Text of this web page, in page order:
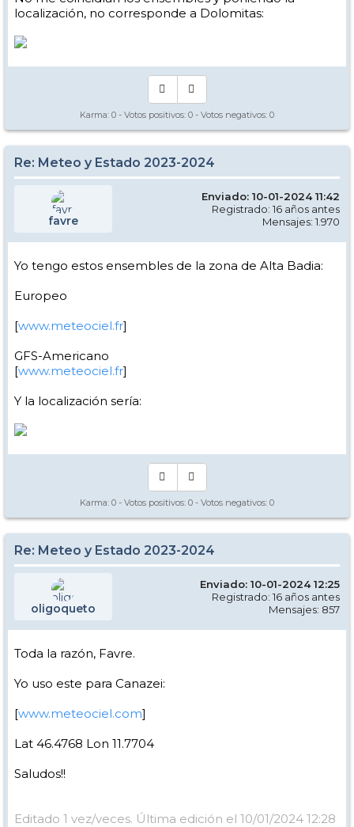
localización, no corresponde a Dolomitas:
Karma: 0 - Votos positivos: 0 - Votos negativos: 0
Re: Meteo y Estado 2023-2024
favre
Enviado: 10-01-2024 11:42
Registrado: 16 años antes
Mensajes: 1.970
Yo tengo estos ensembles de la zona de Alta Badia:
Europeo
[www.meteociel.fr]
GFS-Americano
[www.meteociel.fr]
Y la localización sería:
Karma: 0 - Votos positivos: 0 - Votos negativos: 0
Re: Meteo y Estado 2023-2024
oligoqueto
Enviado: 10-01-2024 12:25
Registrado: 16 años antes
Mensajes: 857
Toda la razón, Favre.
Yo uso este para Canazei:
[www.meteociel.com]
Lat 46.4768 Lon 11.7704
Saludos!!
Editado 1 vez/veces. Última edición el 10/01/2024 12:28